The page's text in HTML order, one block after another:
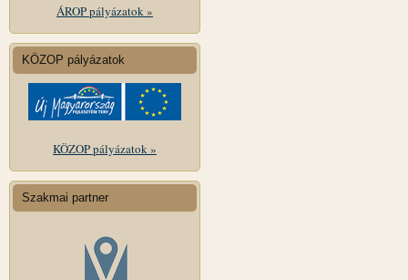
ÁROP pályázatok »
KÖZOP pályázatok
KÖZOP pályázatok »
Szakmai partner